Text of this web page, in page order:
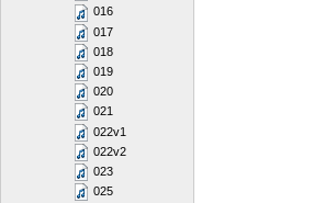
016
017
018
019
020
021
022v1
022v2
023
025